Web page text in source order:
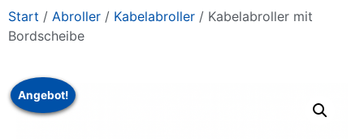
Start / Abroller / Kabelabroller / Kabelabroller mit
Bordscheibe
Angebot!